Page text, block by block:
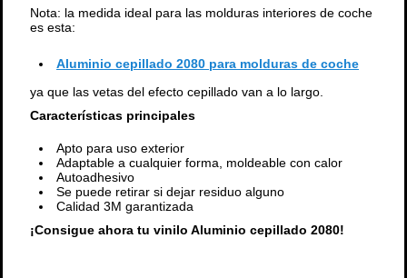
Nota: la medida ideal para las molduras interiores de coche
es esta:
Aluminio cepillado 2080 para molduras de coche
ya que las vetas del efecto cepillado van a lo largo.
Características principales
Apto para uso exterior
Adaptable a cualquier forma, moldeable con calor
Autoadhesivo
Se puede retirar si dejar residuo alguno
Calidad 3M garantizada
¡Consigue ahora tu vinilo Aluminio cepillado 2080!